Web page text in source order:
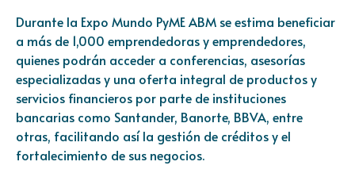
Durante la Expo Mundo PyME ABM se estima beneficiar
a más de 1,000 emprendedoras y emprendedores,
quienes podrán acceder a conferencias, asesorías
especializadas y una oferta integral de productos y
servicios financieros por parte de instituciones
bancarias como Santander, Banorte, BBVA, entre
otras, facilitando así la gestión de créditos y el
fortalecimiento de sus negocios.